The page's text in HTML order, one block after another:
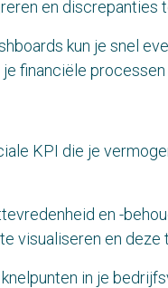
en discrepanties
kun je snel
financiële
KPI die je
en -
visualiseren en
in je